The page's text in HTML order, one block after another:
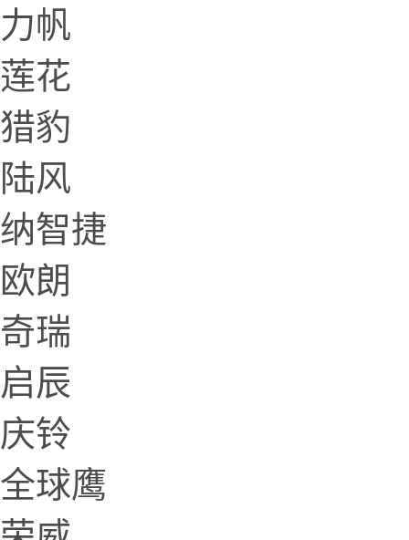
力帆
莲花
猎豹
陆风
纳智捷
欧朗
奇瑞
启辰
庆铃
全球鹰